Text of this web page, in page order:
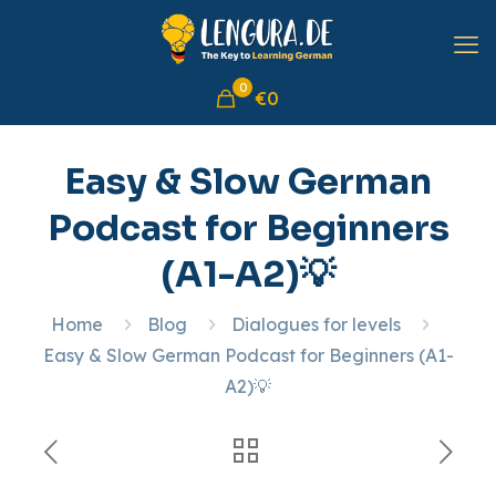
0 €0
Easy & Slow German
Podcast for Beginners
(A1-A2)💡
Home Blog
Dialogues for levels
Easy & Slow German Podcast for Beginners (A1-
A2)💡